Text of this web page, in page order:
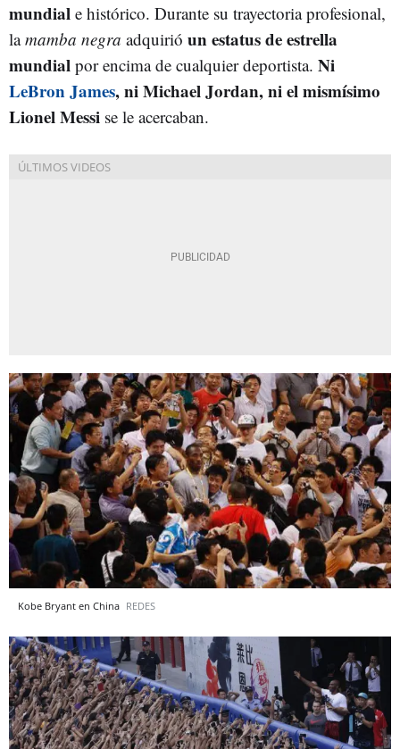
mundial e histórico. Durante su trayectoria profesional,
lamamba negra adquirió un estatus de estrella
mundial por encima de cualquier deportista. Ni
LeBron James, ni Michael Jordan, ni el mismísimo
Lionel Messi se le acercaban.
Kobe Bryant en China REDES